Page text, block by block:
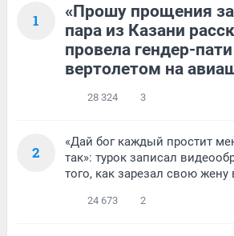
1
«Прошу прощения
пара из Казани
провела гендер-
вертолетом на
28 324 3
2
«Дай бог каждый простит
так»: турок записал
того, как зарезал свою жену
24 673 2